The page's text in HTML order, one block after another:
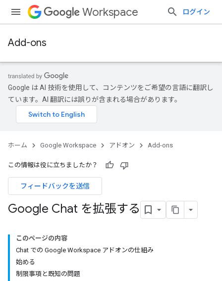
Workspace ログイン
Add-ons
Google は AI 技術を使用して、コンテンツをご希望の言語に翻訳し
ています。AI 翻訳には誤りが含まれる場合があります。
ホーム Google Workspace アドオン Add-ons
この情報は役に立ちましたか？
フィードバックを送信
Google Chat を拡張する
このページの内容
Chat での Google Workspace アドオンの仕組み
始める
制限事項と既知の問題